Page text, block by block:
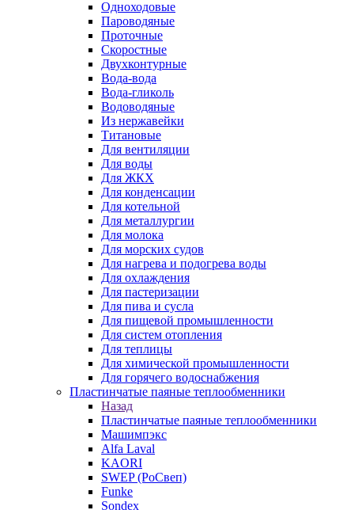
Одноходовые
Пароводяные
Проточные
Скоростные
Двухконтурные
Вода-вода
Вода-гликоль
Водоводяные
Из нержавейки
Титановые
Для вентиляции
Для воды
Для ЖКХ
Для конденсации
Для котельной
Для металлургии
Для молока
Для морских судов
Для нагрева и подогрева воды
Для охлаждения
Для пастеризации
Для пива и сусла
Для пищевой промышленности
Для систем отопления
Для теплицы
Для химической промышленности
Для горячего водоснабжения
Пластинчатые паяные теплообменники
Назад
Пластинчатые паяные теплообменники
Машимпэкс
Alfa Laval
KAORI
SWEP (РоСвеп)
Funke
Sondex